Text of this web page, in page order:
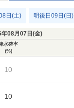
日(土) 明後日09日(日)
08月07日(金)
水確率
(%)
10
10